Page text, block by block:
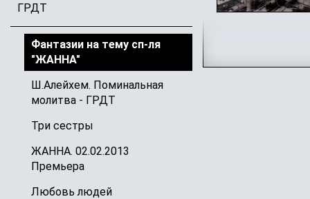
ГРДТ
Фантазии на тему сп-ля
"ЖАННА"
Ш.Алейхем. Поминальная
молитва - ГРДТ
Три сестры
ЖАННА. 02.02.2013
Премьера
Любовь людей